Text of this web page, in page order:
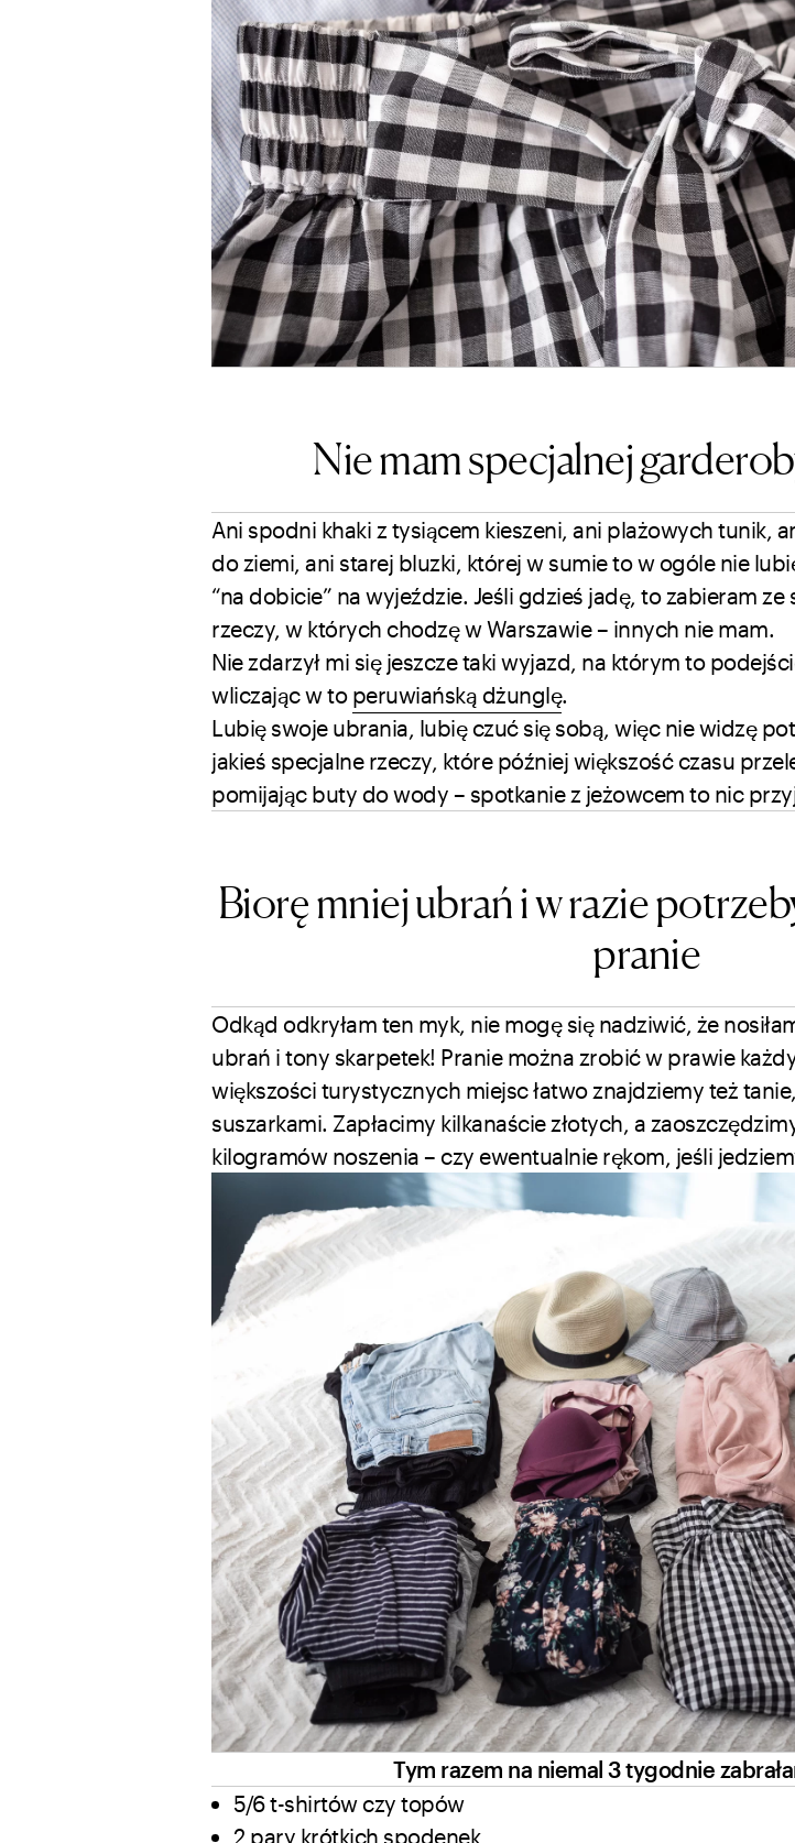
Nie mam specjalnej
Ani spodni khaki z tysiącem kieszeni, ani plażowych tunik,
do ziemi, ani starej bluzki, której w sumie to w ogóle nie
“na dobicie” na wyjeździe. Jeśli gdzieś jadę, to zabieram ze
rzeczy, w których chodzę w Warszawie – innych nie mam.
Nie zdarzył mi się jeszcze taki wyjazd, na którym to
wliczając w to peruwiańską dżunglę.
Lubię swoje ubrania, lubię czuć się sobą, więc nie widzę
jakieś specjalne rzeczy, które później większość czasu
pomijając buty do wody – spotkanie z jeżowcem to nic
Biorę mniej ubrań i w razie
pranie
Odkąd odkryłam ten myk, nie mogę się nadziwić, że
ubrań i tony skarpetek! Pranie można zrobić w prawie
większości turystycznych miejsc łatwo znajdziemy też
suszarkami. Zapłacimy kilkanaście złotych, a
kilogramów noszenia – czy ewentualnie rękom, jeśli
Tym razem na niemal 3 tygodnie
5/6 t-shirtów czy topów
2 pary krótkich spodenek